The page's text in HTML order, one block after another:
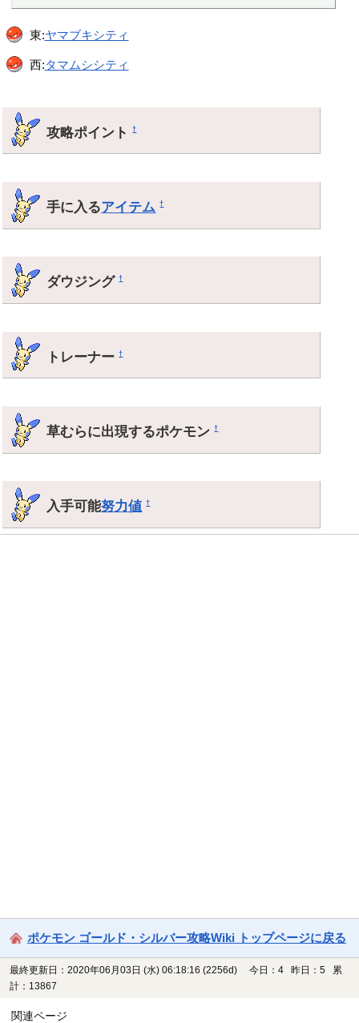
東:ヤマブキシティ
西:タマムシシティ
攻略ポイント†
手に入るアイテム †
ダウジング†
トレーナー†
草むらに出現するポケモン†
入手可能努力値 †
ポケモン ゴールド・シルバー攻略Wiki トップページに戻る
最終更新日：2020年06月03日 (水) 06:18:16 (2256d)
今日：4 昨日：5 累
計：13867
関連ページ